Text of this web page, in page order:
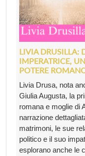
LIVIA DRUSILLA:
IMPERATRICE,
POTERE
Livia Drusa, nota
Giulia Augusta, la
romana e moglie di
narrazione
matrimoni, le sue
politico e il suo
esplorano anche le